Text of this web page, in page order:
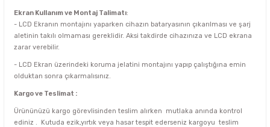
Ekran Kullanım ve Montaj Talimatı:
- LCD Ekranın montajını yaparken cihazın bataryasının çıkarılması ve şarj
aletinin takılı olmaması gereklidir. Aksi takdirde cihazınıza ve LCD ekrana
zarar verebilir.
- LCD Ekran üzerindeki koruma jelatini montajını yapıp çalıştığına emin
olduktan sonra çıkarmalısınız.
Kargo ve Teslimat :
Ürününüzü kargo görevlisinden teslim alırken mutlaka anında kontrol
ediniz . Kutuda ezik,yırtık veya hasar tespit ederseniz kargoyu teslim